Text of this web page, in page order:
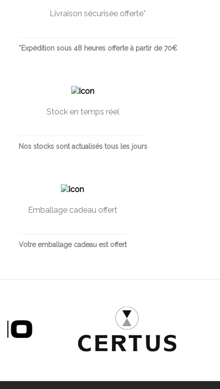
Livraison sécurisée offerte*
*Expédition sous 48 heures offerte à partir de 70€
Stock en temps réel
Nos stocks sont actualisés tous les jours
Emballage cadeau offert
Votre emballage cadeau est offert